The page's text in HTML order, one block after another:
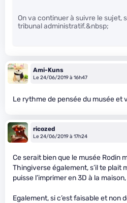
On va continuer à suivre le sujet,
tribunal administratif.&nbsp;
Ami-Kuns
Le 24/06/2019 à 16h47
Le rythme de pensée du musée et
ricozed
Le 24/06/2019 à 17h24
Ce serait bien que le musée Rodin
Thingiverse également, s’il te plait
puisse l’imprimer en 3D à la maison,
Egalement, si c’est faisable et non